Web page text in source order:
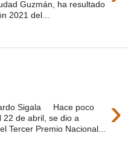
Guzmán, ha resultado
2021 del...
›
Sigala Hace poco
22 de abril, se dio a
Tercer Premio Nacional...